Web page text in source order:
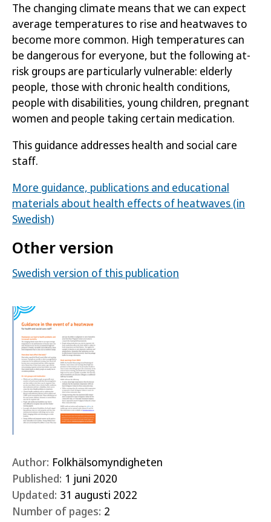
The changing climate means that we can expect
average temperatures to rise and heatwaves to
become more common. High temperatures can
be dangerous for everyone, but the following at-
risk groups are particularly vulnerable: elderly
people, those with chronic health conditions,
people with disabilities, young children, pregnant
women and people taking certain medication.
This guidance addresses health and social care
staff.
More guidance, publications and educational
materials about health effects of heatwaves (in
Swedish)
Other version
Swedish version of this publication
Author: Folkhälsomyndigheten
Published: 1 juni 2020
Updated: 31 augusti 2022
Number of pages: 2